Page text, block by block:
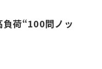
負荷“100問ノッ